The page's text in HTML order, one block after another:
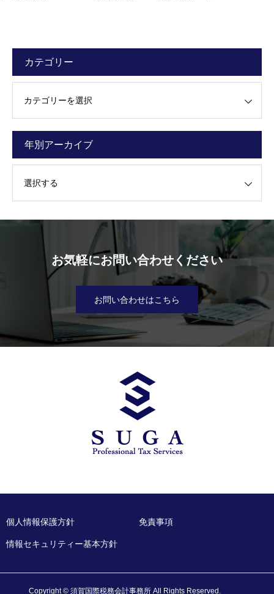
カテゴリー
年別アーカイブ
お気軽にお問い合わせください
お問い合わせはこちら
個人情報保護方針 免責事項
情報セキュリティー基本方針
Copyright © 須賀国際税務会計事務所 All Rights Reserved.